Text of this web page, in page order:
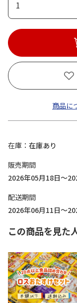
1
商品に
在庫
在庫あり
販売期間
2026年05月18日～
配送期間
2026年06月11日～
この商品を見た